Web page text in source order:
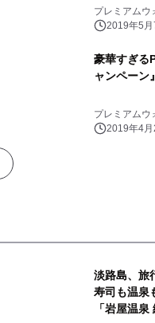
プレミアムウ
2019年5
豪華すぎる
ャンペーン
プレミアムウ
2019年4
淡路島、旅
寿司も温泉
「岩屋温